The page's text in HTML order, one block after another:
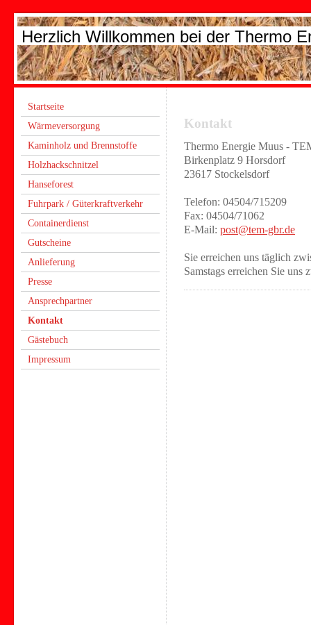
Herzlich Willkommen bei der Thermo
Startseite
Wärmeversorgung
Kaminholz und Brennstoffe
Holzhackschnitzel
Hanseforest
Fuhrpark / Güterkraftverkehr
Containerdienst
Gutscheine
Anlieferung
Presse
Ansprechpartner
Kontakt
Gästebuch
Impressum
Kontakt
Thermo Energie Muus -
Birkenplatz 9 Horsdorf
23617 Stockelsdorf
Telefon: 04504/715209
Fax: 04504/71062
E-Mail: post@tem-gbr.de
Sie erreichen uns täglich
Samstags erreichen Sie